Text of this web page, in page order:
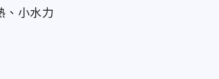
小水力